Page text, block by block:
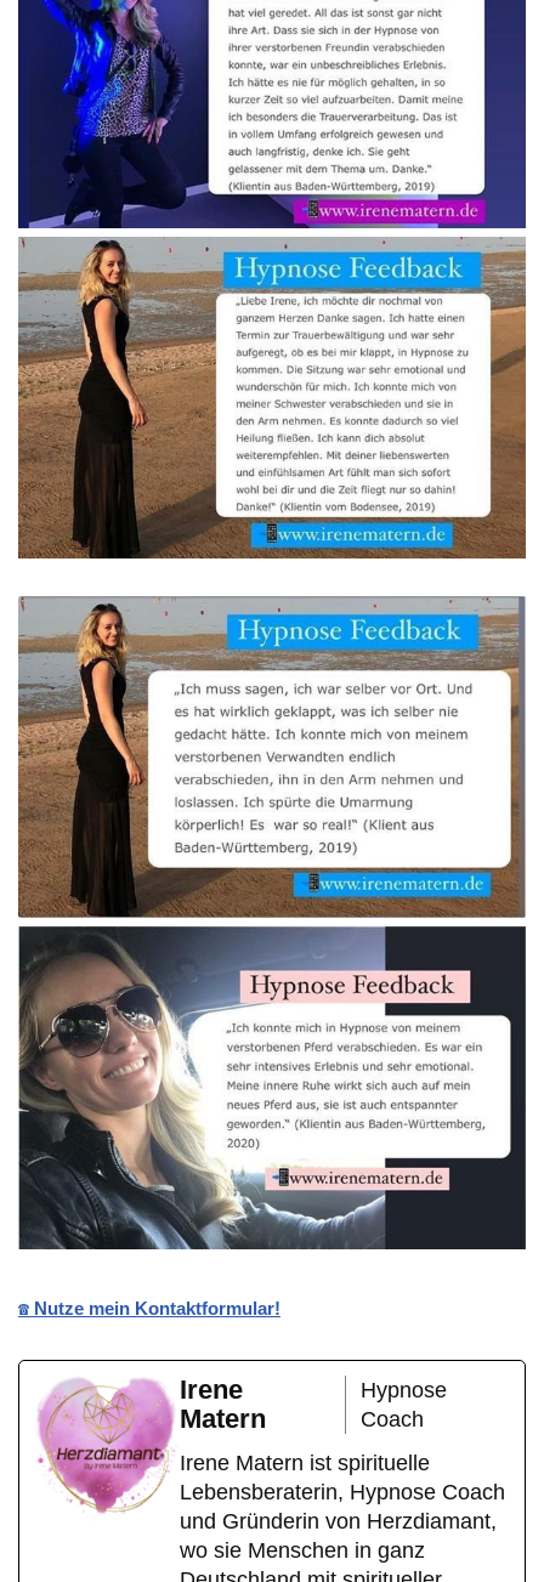
☎️ Nutze mein Kontaktformular!
Irene
Matern
Hypnose
Coach
Irene Matern ist spirituelle
Lebensberaterin, Hypnose Coach
und Gründerin von Herzdiamant,
wo sie Menschen in ganz